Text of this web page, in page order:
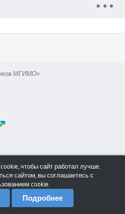
МГИМО»
чтобы сайт работал лучше.
сайтом, вы соглашаетесь с
cookie.
Подробнее